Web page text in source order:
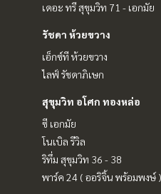
เดอะ ทรี สุขุมวิท 71 - เอกมัย
รัชดา ห้วยขวาง
เอ็กซ์ที ห้วยขวาง
ไลฟ์ รัชดาภิเษก
สุขุมวิท อโศก ทองหล่อ
ซี เอกมัย
โนเบิล รีวิล
ริทึ่ม สุขุมวิท 36 - 38
พาร์ค 24 ( ออริจิ้น พร้อมพงษ์ )